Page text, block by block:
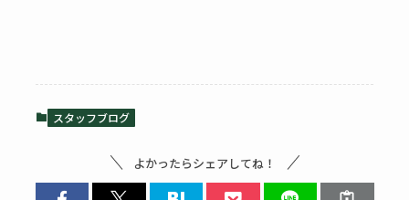
スタッフブログ
よかったらシェアしてね！